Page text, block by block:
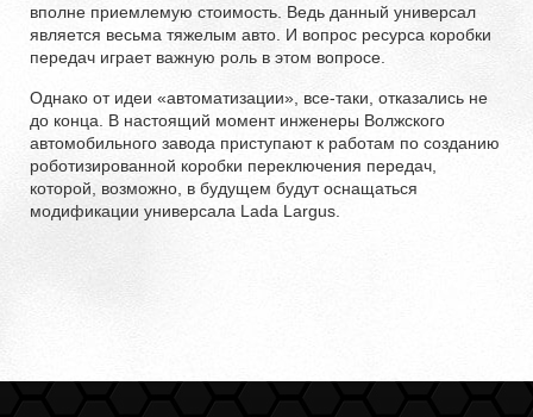
вполне приемлемую стоимость. Ведь данный универсал
является весьма тяжелым авто. И вопрос ресурса коробки
передач играет важную роль в этом вопросе.
Однако от идеи «автоматизации», все-таки, отказались не
до конца. В настоящий момент инженеры Волжского
автомобильного завода приступают к работам по созданию
роботизированной коробки переключения передач,
которой, возможно, в будущем будут оснащаться
модификации универсала Lada Largus.